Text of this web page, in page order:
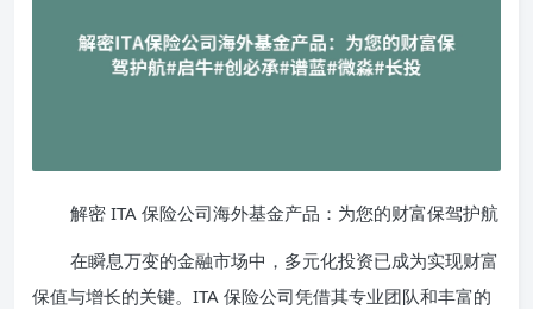
解密 ITA 保险公司海外基金产品：为您的财富保驾护航
在瞬息万变的金融市场中，多元化投资已成为实现财富
保值与增长的关键。ITA 保险公司凭借其专业团队和丰富的